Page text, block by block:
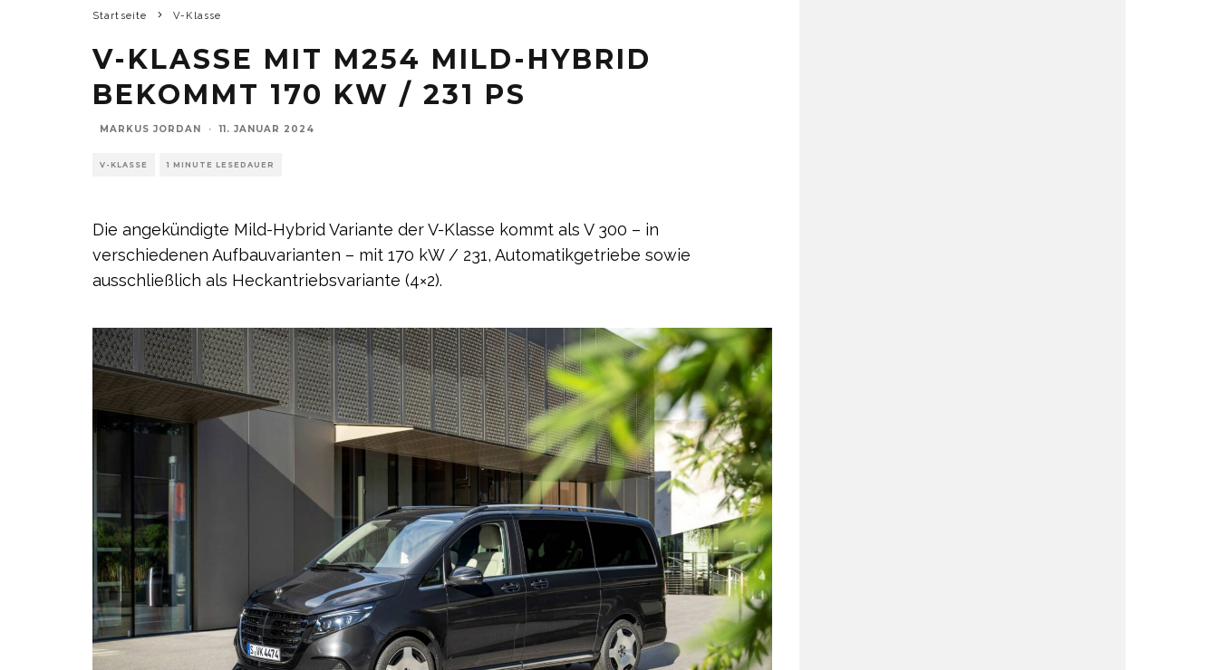
Startseite V-Klasse
V-KLASSE MIT M254 MILD-HYBRID
BEKOMMT 170 KW / 231 PS
MARKUS JORDAN · 11. JANUAR 2024
V-KLASSE 1 MINUTE LESEDAUER
Die angekündigte Mild-Hybrid Variante der V-Klasse kommt als V 300 – in
verschiedenen Aufbauvarianten – mit 170 kW / 231, Automatikgetriebe sowie
ausschließlich als Heckantriebsvariante (4×2).